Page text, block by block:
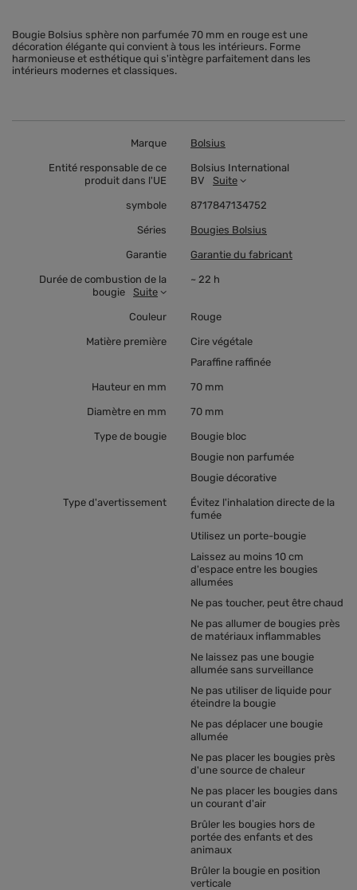
Bougie Bolsius sphère non parfumée 70 mm en rouge est une
décoration élégante qui convient à tous les intérieurs. Forme
harmonieuse et esthétique qui s'intègre parfaitement dans les
intérieurs modernes et classiques.
Marque Bolsius
Entité responsable de ce
produit dans l'UE
Bolsius International
BV
Suite
symbole 8717847134752
Séries Bougies Bolsius
Garantie Garantie du fabricant
Durée de combustion de la
bougie
Suite
~ 22 h
Couleur Rouge
Matière première
Cire végétale
Paraffine raffinée
Hauteur en mm 70 mm
Diamètre en mm 70 mm
Type de bougie
Bougie bloc
Bougie non parfumée
Bougie décorative
Type d'avertissement
Évitez l'inhalation directe de la
fumée
Utilisez un porte-bougie
Laissez au moins 10 cm
d'espace entre les bougies
allumées
Ne pas toucher, peut être chaud
Ne pas allumer de bougies près
de matériaux inflammables
Ne laissez pas une bougie
allumée sans surveillance
Ne pas utiliser de liquide pour
éteindre la bougie
Ne pas déplacer une bougie
allumée
Ne pas placer les bougies près
d'une source de chaleur
Ne pas placer les bougies dans
un courant d'air
Brûler les bougies hors de
portée des enfants et des
animaux
Brûler la bougie en position
verticale